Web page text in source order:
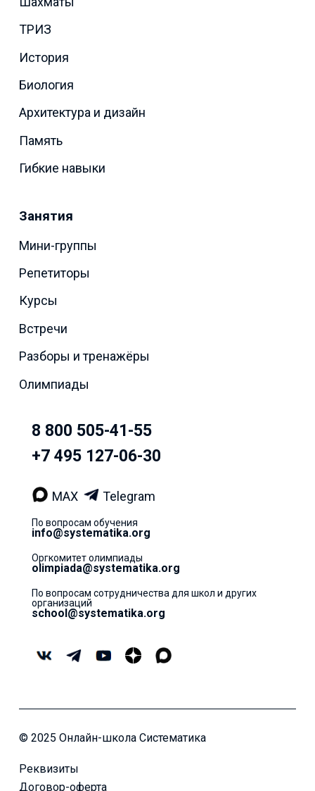
ТРИЗ
История
Биология
Архитектура и дизайн
Память
Гибкие навыки
Занятия
Мини-группы
Репетиторы
Курсы
Встречи
Разборы и тренажёры
Олимпиады
8 800 505-41-55
+7 495 127-06-30
MAX Telegram
По вопросам обучения
info@systematika.org
Оргкомитет олимпиады
olimpiada@systematika.org
По вопросам сотрудничества для школ и других
организаций
school@systematika.org
© 2025 Онлайн-школа Систематика
Реквизиты
Договор-оферта